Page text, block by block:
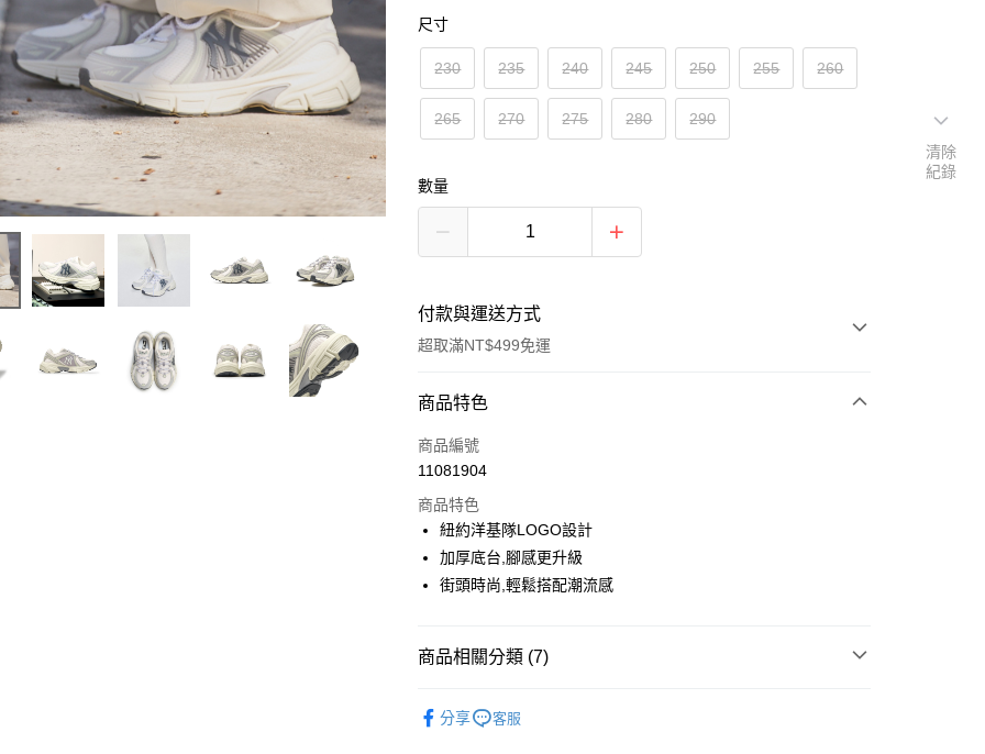
尺寸
230 235 240 245 250 255 260
265 270 275 280 290
數量
付款與運送方式
超取滿NT$499免運
付款方式
信用卡一次付款
LINE Pay
Apple Pay
悠遊付
運送方式
商品特色
商品編號
11081904
商品特色
紐約洋基隊LOGO設計
加厚底台,腳感更升級
街頭時尚,輕鬆搭配潮流感
商品相關分類 (7)
分享 客服
清除
紀錄